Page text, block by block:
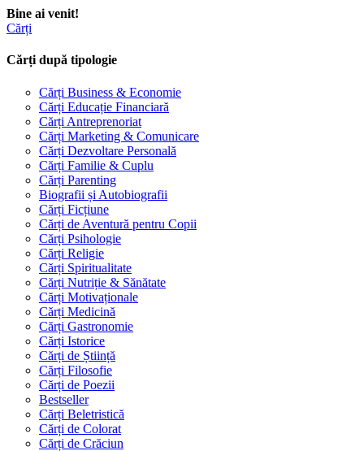
Bine ai venit!
Cărți
Cărți după tipologie
Cărți Business & Economie
Cărți Educație Financiară
Cărți Antreprenoriat
Cărți Marketing & Comunicare
Cărți Dezvoltare Personală
Cărți Familie & Cuplu
Cărți Parenting
Biografii și Autobiografii
Cărți Ficțiune
Cărți de Aventură pentru Copii
Cărți Psihologie
Cărți Religie
Cărți Spiritualitate
Cărți Nutriție & Sănătate
Cărți Motivaționale
Cărți Medicină
Cărți Gastronomie
Cărți Istorice
Cărți de Știință
Cărți Filosofie
Cărți de Poezii
Bestseller
Cărți Beletristică
Cărți de Colorat
Cărți de Crăciun